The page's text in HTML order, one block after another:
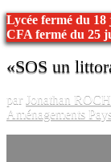
Lycée fermé du
CFA fermé du 25
«SOS un
par Jonathan
Aménagements